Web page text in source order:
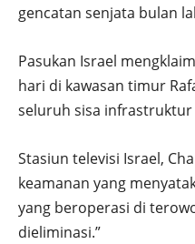
gencatan senjata bulan
Pasukan Israel
hari di kawasan timur
seluruh sisa infrastruktur
Stasiun televisi Israel,
keamanan yang
yang beroperasi di
dieliminasi.”